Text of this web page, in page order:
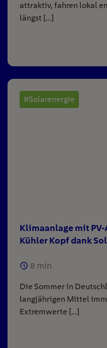
attraktiv, fahren lokal
längst […]
#Solarenergie
Klimaanlage mit
Kühler Kopf dank
8 min
Die Sommer in
langjährigen Mittel
Extremwerte […]